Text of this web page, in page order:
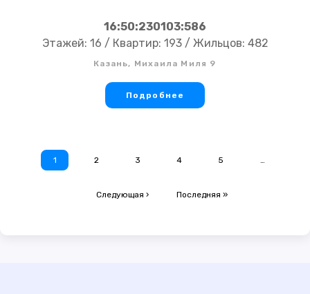
16:50:230103:586
Этажей: 16 / Квартир: 193 / Жильцов: 482
Казань, Михаила Миля 9
Подробнее
1 2 3 4 5 …
Следующая › Последняя »